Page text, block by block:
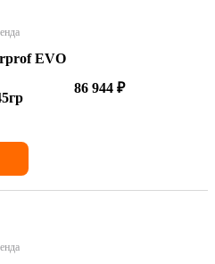
EVO
86 944 ₽